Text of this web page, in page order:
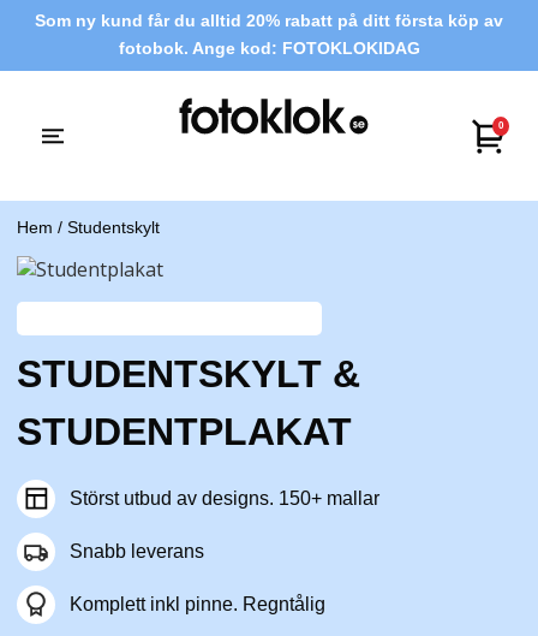
Som ny kund får du alltid 20% rabatt på ditt första köp av
fotobok. Ange kod: FOTOKLOKIDAG
0
STUDENTSKYLT &
STUDENTPLAKAT
Störst utbud av designs. 150+ mallar
Snabb leverans
Komplett inkl pinne. Regntålig
Hem / Studentskylt